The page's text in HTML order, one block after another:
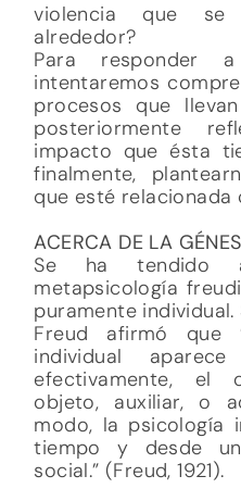
violencia que
alrededor?
Para responder
intentaremos
procesos que
posteriormente
impacto que ésta
finalmente,
que esté relacionada
ACERCA DE LA
Se ha tendido
metapsicología
puramente
Freud afirmó que
individual
efectivamente, el
objeto, auxiliar, o
modo, la psicología
tiempo y desde
social.” (Freud, 1921).